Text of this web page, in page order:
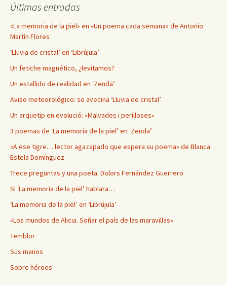
Últimas entradas
«La memoria de la piel» en «Un poema cada semana» de Antonio
Martín Flores
‘Lluvia de cristal’ en ‘Librújula’
Un fetiche magnético, ¿levitamos?
Un estallido de realidad en ‘Zenda’
Aviso meteorológico: se avecina ‘Lluvia de cristal’
Un arquetip en evolució: «Malvades i perilloses»
3 poemas de ‘La memoria de la piel’ en ‘Zenda’
«A ese tigre… lector agazapado que espera su poema» de Blanca
Estela Domínguez
Trece preguntas y una poeta: Dolors Fernández Guerrero
Si ‘La memoria de la piel’ hablara…
‘La memoria de la piel’ en ‘Librújula’
«Los mundos de Alicia. Soñar el país de las maravillas»
Temblor
Sus manos
Sobre héroes